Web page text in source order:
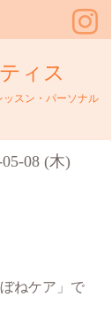
ィス
ッスン・パーソナル
08 (木)
ねケア」で